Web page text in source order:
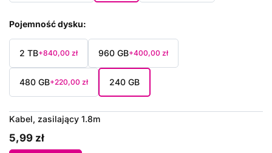
Pojemność dysku
2 TB+840,00 zł 960 GB+400,00 zł
480 GB+220,00 zł 240 GB
Kabel, zasilający 1.8m
5,99 zł